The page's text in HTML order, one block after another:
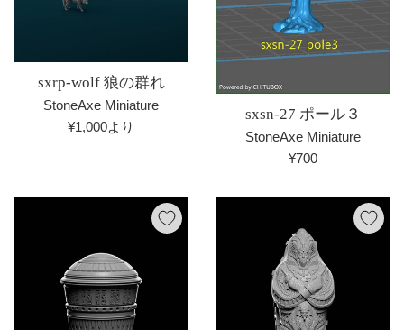
sxrp-wolf 狼の群れ
StoneAxe Miniature
¥1,000より
sxsn-27 ポール３
StoneAxe Miniature
通
価
¥700